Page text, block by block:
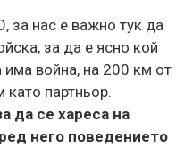
за нас е важно тук да
за да е ясно кой
има война, на 200 км от
партньор.
да се хареса на
него поведението